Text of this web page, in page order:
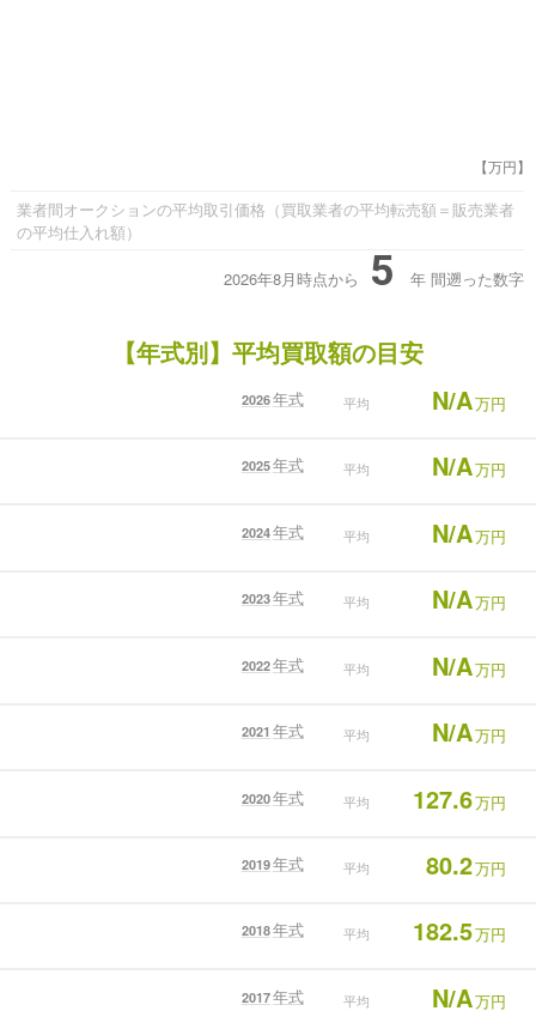
【万円】
業者間オークションの平均取引価格（買取業者の平均転売額＝販売業者
の平均仕入れ額）
2026年8月時点から 5 年 間遡った数字
【年式別】平均買取額の目安
2026年式 平均 N/A万円
2025年式 平均 N/A万円
2024年式 平均 N/A万円
2023年式 平均 N/A万円
2022年式 平均 N/A万円
2021 年式 平均 N/A万円
2020年式 平均 127.6万円
2019年式 平均 80.2万円
2018年式 平均 182.5万円
2017年式 平均 N/A万円